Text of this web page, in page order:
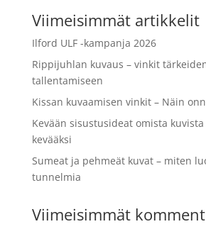
Viimeisimmät artikkelit
Ilford ULF -kampanja 2026
Rippijuhlan kuvaus – vinkit
tallentamiseen
Kissan kuvaamisen vinkit – Näin
Kevään sisustusideat omista
kevääksi
Sumeat ja pehmeät kuvat – miten
tunnelmia
Viimeisimmät